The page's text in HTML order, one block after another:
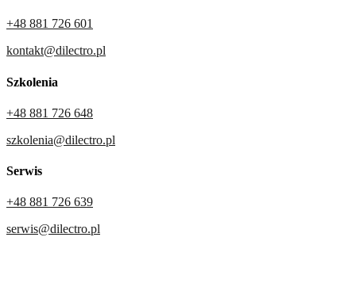
+48 881 726 601
kontakt@dilectro.pl
Szkolenia
+48 881 726 648
szkolenia@dilectro.pl
Serwis
+48 881 726 639
serwis@dilectro.pl